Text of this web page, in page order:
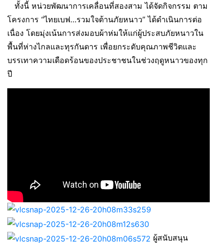
ทั้งนี้ หน่วยพัฒนาการเคลื่อนที่สองสาม ได้จัดกิจกรรม ตาม
โครงการ “ไทยเบฟ…รวมใจต้านภัยหนาว” ได้ดำเนินการต่อ
เนื่อง โดยมุ่งเน้นการส่งมอบผ้าห่มให้แก่ผู้ประสบภัยหนาวใน
พื้นที่ห่างไกลและทุรกันดาร เพื่อยกระดับคุณภาพชีวิตและ
บรรเทาความเดือดร้อนของประชาชนในช่วงฤดูหนาวของทุก
ปี
ผู้สนับสนุน